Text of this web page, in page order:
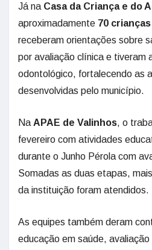
Já na Casa da Criança e do
aproximadamente 70
receberam orientações sobre
por avaliação clínica e tiveram
odontológico, fortalecendo as
desenvolvidas pelo município.
Na APAE de Valinhos, o
fevereiro com atividades
durante o Junho Pérola com
Somadas as duas etapas,
da instituição foram atendidos.
As equipes também deram
educação em saúde,